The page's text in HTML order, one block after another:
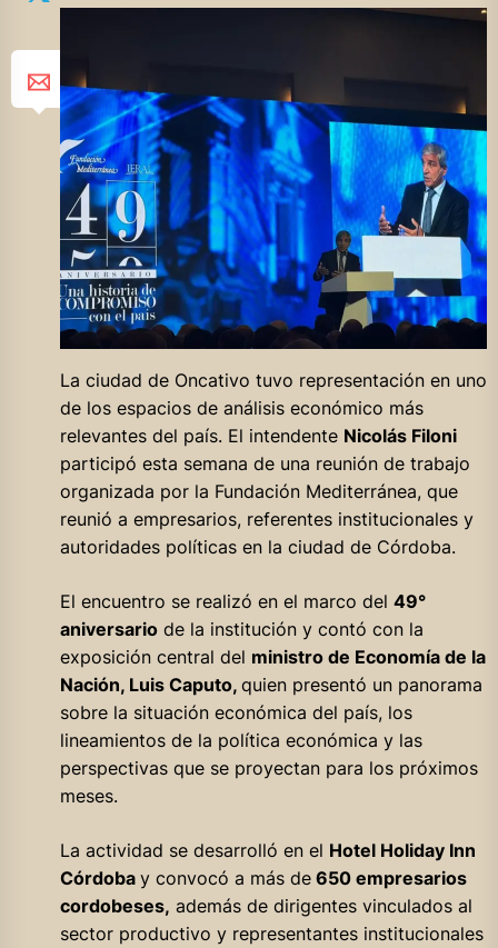
La ciudad de Oncativo tuvo representación en uno
de los espacios de análisis económico más
relevantes del país. El intendente Nicolás Filoni
participó esta semana de una reunión de trabajo
organizada por la Fundación Mediterránea, que
reunió a empresarios, referentes institucionales y
autoridades políticas en la ciudad de Córdoba.
El encuentro se realizó en el marco del 49°
aniversariode la institución y contó con la
exposición central del ministro de Economía de la
Nación, Luis Caputo, quien presentó un panorama
sobre la situación económica del país, los
lineamientos de la política económica y las
perspectivas que se proyectan para los próximos
meses.
La actividad se desarrolló en el Hotel Holiday Inn
Córdoba y convocó a más de650 empresarios
cordobeses, además de dirigentes vinculados al
sector productivo y representantes institucionales